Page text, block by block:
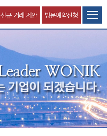
신규 거래 제안 방문예약신청